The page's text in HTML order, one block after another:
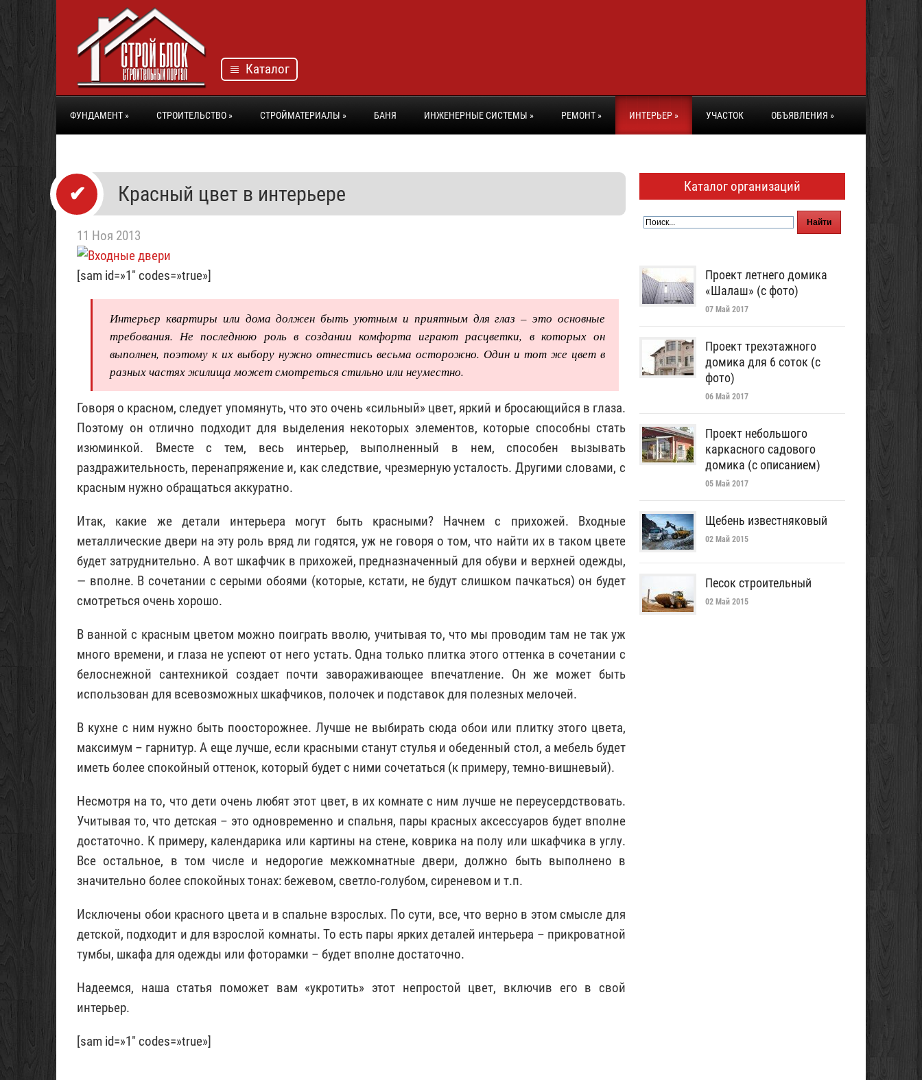
Каталог
ФУНДАМЕНТ » СТРОИТЕЛЬСТВО » СТРОЙМАТЕРИАЛЫ » БАНЯ ИНЖЕНЕРНЫЕ СИСТЕМЫ » РЕМОНТ » ИНТЕРЬЕР » УЧАСТОК ОБЪЯВЛЕНИЯ »
Красный цвет в интерьере
11 Ноя 2013
[sam id=»1″ codes=»true»]
Интерьер квартиры или дома должен быть уютным и приятным для глаз – это основные
требования. Не последнюю роль в создании комфорта играют расцветки, в которых он
выполнен, поэтому к их выбору нужно отнестись весьма осторожно. Один и тот же цвет в
разных частях жилища может смотреться стильно или неуместно.
Говоря о красном, следует упомянуть, что это очень «сильный» цвет, яркий и бросающийся в глаза.
Поэтому он отлично подходит для выделения некоторых элементов, которые способны стать
изюминкой. Вместе с тем, весь интерьер, выполненный в нем, способен вызывать
раздражительность, перенапряжение и, как следствие, чрезмерную усталость. Другими словами, с
красным нужно обращаться аккуратно.
Итак, какие же детали интерьера могут быть красными? Начнем с прихожей. Входные
металлические двери на эту роль вряд ли годятся, уж не говоря о том, что найти их в таком цвете
будет затруднительно. А вот шкафчик в прихожей, предназначенный для обуви и верхней одежды,
— вполне. В сочетании с серыми обоями (которые, кстати, не будут слишком пачкаться) он будет
смотреться очень хорошо.
В ванной с красным цветом можно поиграть вволю, учитывая то, что мы проводим там не так уж
много времени, и глаза не успеют от него устать. Одна только плитка этого оттенка в сочетании с
белоснежной сантехникой создает почти завораживающее впечатление. Он же может быть
использован для всевозможных шкафчиков, полочек и подставок для полезных мелочей.
В кухне с ним нужно быть поосторожнее. Лучше не выбирать сюда обои или плитку этого цвета,
максимум – гарнитур. А еще лучше, если красными станут стулья и обеденный стол, а мебель будет
иметь более спокойный оттенок, который будет с ними сочетаться (к примеру, темно-вишневый).
Несмотря на то, что дети очень любят этот цвет, в их комнате с ним лучше не переусердствовать.
Учитывая то, что детская – это одновременно и спальня, пары красных аксессуаров будет вполне
достаточно. К примеру, календарика или картины на стене, коврика на полу или шкафчика в углу.
Все остальное, в том числе и недорогие межкомнатные двери, должно быть выполнено в
значительно более спокойных тонах: бежевом, светло-голубом, сиреневом и т.п.
Исключены обои красного цвета и в спальне взрослых. По сути, все, что верно в этом смысле для
детской, подходит и для взрослой комнаты. То есть пары ярких деталей интерьера – прикроватной
тумбы, шкафа для одежды или фоторамки – будет вполне достаточно.
Надеемся, наша статья поможет вам «укротить» этот непростой цвет, включив его в свой
интерьер.
[sam id=»1″ codes=»true»]
Каталог организаций
Проект летнего домика
«Шалаш» (с фото)
07 Май 2017
Проект трехэтажного
домика для 6 соток (с
фото)
06 Май 2017
Проект небольшого
каркасного садового
домика (с описанием)
05 Май 2017
Щебень известняковый
02 Май 2015
Песок строительный
02 Май 2015